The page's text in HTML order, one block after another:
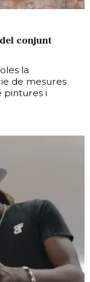
conjunt
la
de mesures
pintures i